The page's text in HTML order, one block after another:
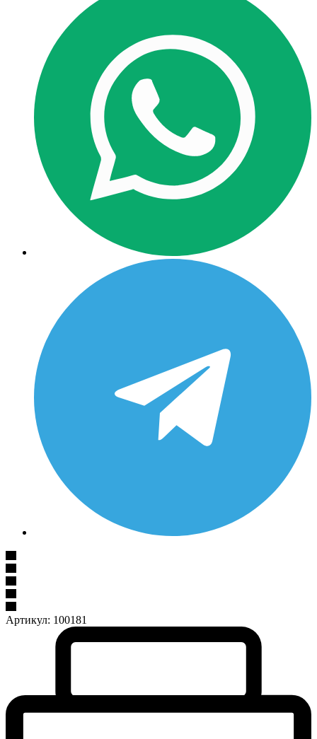
Артикул: 100181